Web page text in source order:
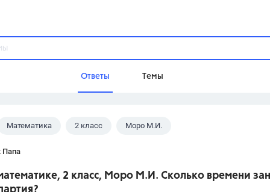
Ответы Темы
Домашнее задание
Математика 2 класс Моро М.И.
2 класс, Моро М.И. Сколько времени